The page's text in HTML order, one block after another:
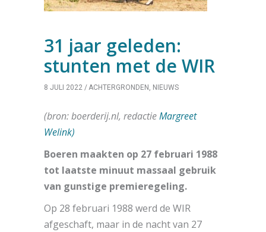
31 jaar geleden:
stunten met de WIR
8 JULI 2022 ACHTERGRONDEN , NIEUWS
(bron: boerderij.nl, redactieMargreet
Welink)
Boeren maakten op 27 februari 1988
tot laatste minuut massaal gebruik
van gunstige premieregeling.
Op 28 februari 1988 werd de WIR
afgeschaft, maar in de nacht van 27